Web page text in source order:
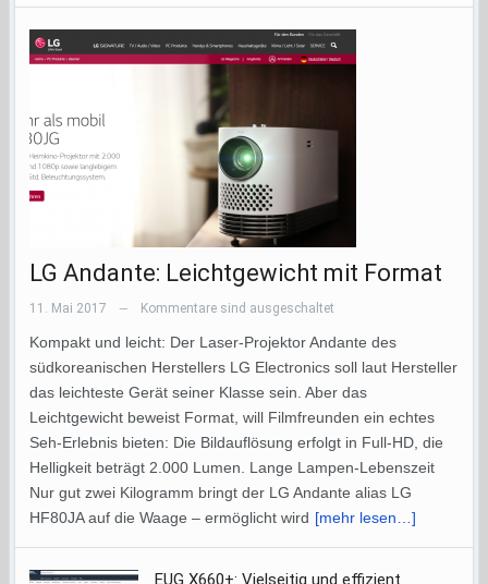
LG Andante: Leichtgewicht mit Format
11. Mai 2017 — Kommentare sind ausgeschaltet
Kompakt und leicht: Der Laser-Projektor Andante des
südkoreanischen Herstellers LG Electronics soll laut Hersteller
das leichteste Gerät seiner Klasse sein. Aber das
Leichtgewicht beweist Format, will Filmfreunden ein echtes
Seh-Erlebnis bieten: Die Bildauflösung erfolgt in Full-HD, die
Helligkeit beträgt 2.000 Lumen. Lange Lampen-Lebenszeit
Nur gut zwei Kilogramm bringt der LG Andante alias LG
HF80JA auf die Waage – ermöglicht wird [mehr lesen…]
EUG X660+: Vielseitig und effizient